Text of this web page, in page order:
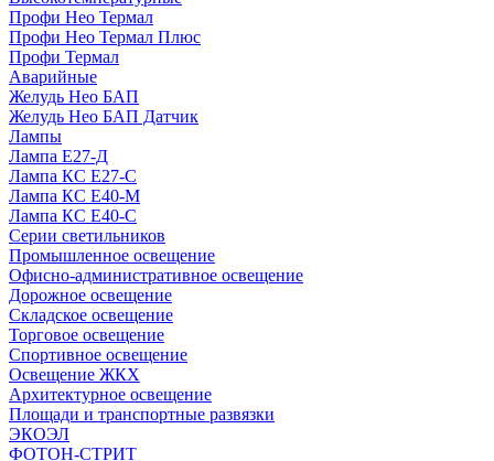
Профи Нео Термал
Профи Нео Термал Плюс
Профи Термал
Аварийные
Желудь Нео БАП
Желудь Нео БАП Датчик
Лампы
Лампа Е27-Д
Лампа КС Е27-С
Лампа КС Е40-М
Лампа КС Е40-С
Серии светильников
Промышленное освещение
Офисно-административное освещение
Дорожное освещение
Складское освещение
Торговое освещение
Спортивное освещение
Освещение ЖКХ
Архитектурное освещение
Площади и транспортные развязки
ЭКОЭЛ
ФОТОН-СТРИТ